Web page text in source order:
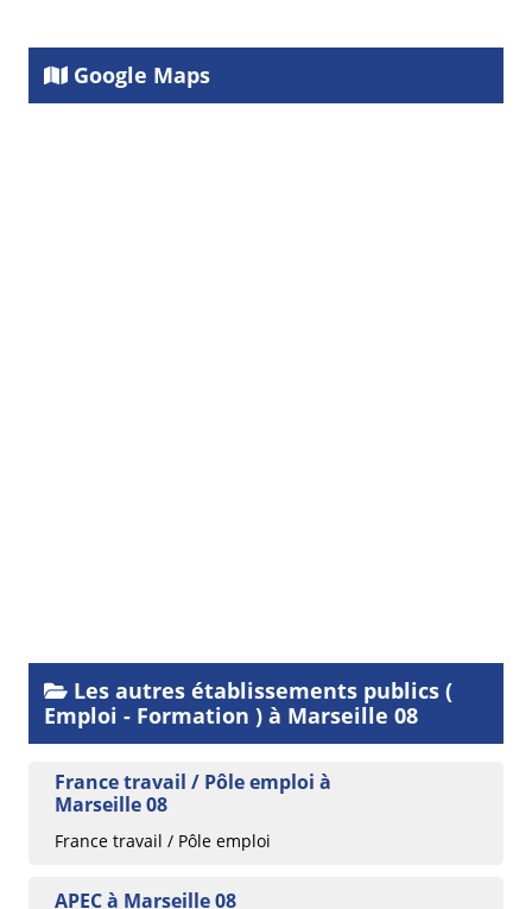
Google Maps
Les autres établissements publics (
Emploi - Formation ) à Marseille 08
France travail / Pôle emploi à
Marseille 08
France travail / Pôle emploi
APEC à Marseille 08